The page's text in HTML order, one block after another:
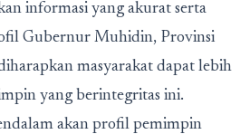
informasi yang akurat serta
Gubernur Muhidin, Provinsi
masyarakat dapat lebih
yang berintegritas ini.
akan profil pemimpin